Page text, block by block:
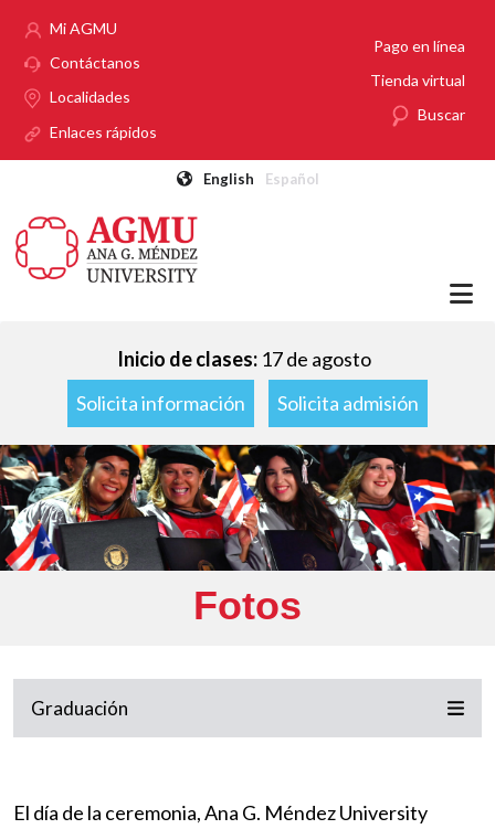
Mi AGMU
Contáctanos
Localidades
Enlaces rápidos
Pago en línea
Tienda virtual
Buscar
English Español
Inicio de clases: 17 de agosto
Solicita información
Solicita admisión
Fotos
Graduación
El día de la ceremonia, Ana G. Méndez University